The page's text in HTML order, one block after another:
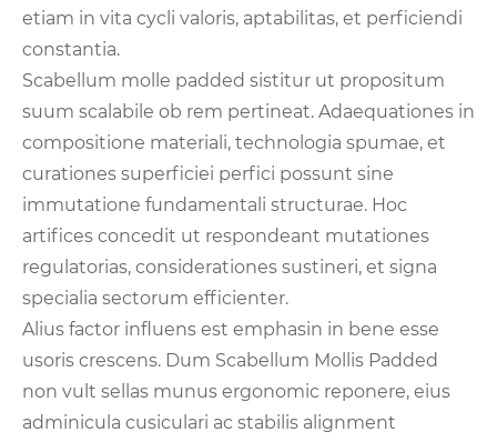
etiam in vita cycli valoris, aptabilitas, et perficiendi
constantia.
Scabellum molle padded sistitur ut propositum
suum scalabile ob rem pertineat. Adaequationes in
compositione materiali, technologia spumae, et
curationes superficiei perfici possunt sine
immutatione fundamentali structurae. Hoc
artifices concedit ut respondeant mutationes
regulatorias, considerationes sustineri, et signa
specialia sectorum efficienter.
Alius factor influens est emphasin in bene esse
usoris crescens. Dum Scabellum Mollis Padded
non vult sellas munus ergonomic reponere, eius
adminicula cusiculari ac stabilis alignment